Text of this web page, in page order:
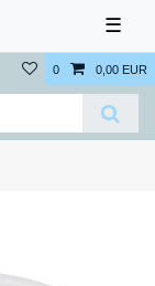
☰
0 0,00 EUR